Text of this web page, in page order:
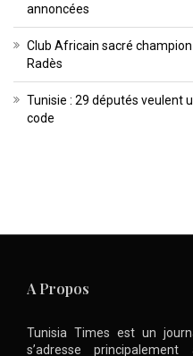
annoncées
Club Africain sacré
Radès
Tunisie : 29 députés veulent
code
A Propos
Tunisia Times est un
s’adresse